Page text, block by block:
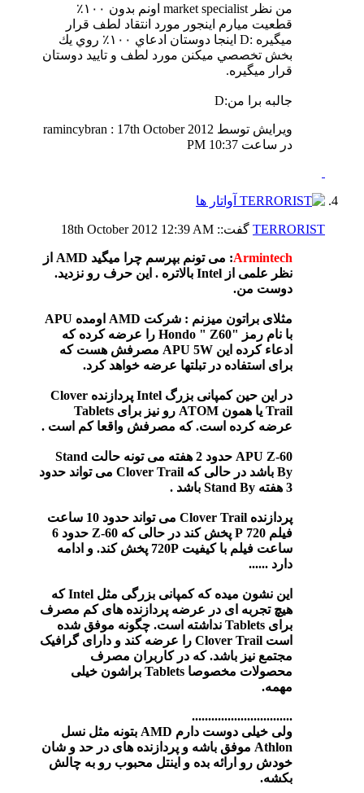
من نظر market specialist اونم بدون ١٠٠٪
قطعيت ميارم اينجور مورد انتقاد لطف قرار
ميگيره :D اينجا دوستان ادعاي ١٠٠٪ روي يك
بخش تخصصي ميكنن مورد لطف و تاييد دوستان
قرار ميگيره.
جالبه برا من:D
ویرایش توسط ramincybran : 17th October 2012
در ساعت 10:37 PM
TERRORIST گفت:: 18th October 2012 12:39 AM
Armintech
: می تونم بپرسم چرا میگید AMD از
نظر علمی از Intel بالاتره . این حرف رو نزدید.
دوست من.
مثلای براتون میزنم : شرکت AMD اومده APU
با نام رمز "Hondo " Z60 را عرضه کرده که
ادعاء کرده این APU 5W مصرفش هست که
برای استفاده در تبلتها عرضه خواهد کرد.
در این حین کمپانی بزرگ Intel پردازنده Clover
Trail یا همون ATOM رو نیز برای Tablets
عرضه کرده است. که مصرفش واقعا کم است .
APU Z-60 حدود 2 هفته می تونه حالت Stand
By باشد در حالی که Clover Trail می تواند حدود
3 هفته Stand By باشد .
پردازنده Clover Trail می تواند حدود 10 ساعت
فیلم 720 P پخش کند در حالی که Z-60 حدود 6
ساعت فیلم با کیفیت 720P پخش کند. و ادامه
دارد ......
این نشون میده که کمپانی بزرگی مثل Intel که
هیچ تجربه ای در عرضه پردازنده های کم مصرف
برای Tablets نداشته است. چگونه موفق شده
است Clover Trail را عرضه کند و دارای گرافیک
مجتمع نیز باشد. که در کاربران مصرف
محصولات مخصوصا Tablets براشون خیلی
مهمه.
...............................
ولی خیلی دوست دارم AMD بتونه مثل نسل
Athlon موفق باشه و پردازنده های در حد و شان
خودش رو ارائه بده و اینتل محبوب رو به چالش
بکشه.